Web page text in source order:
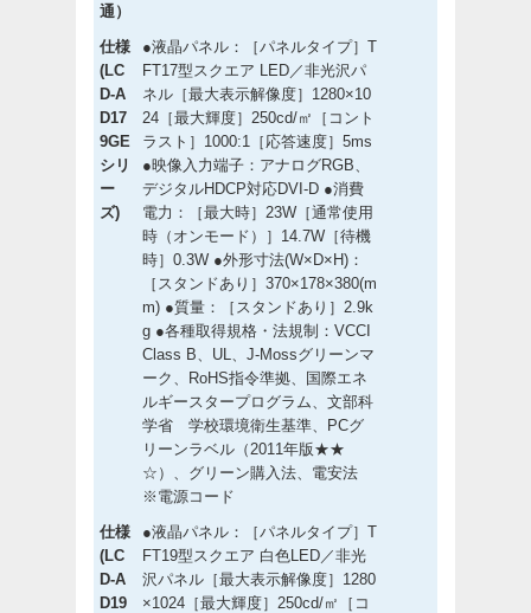
通）
仕様
(LC
D-A
D17
9GE
シリ
ー
ズ)
●液晶パネル：［パネルタイプ］T
FT17型スクエア LED／非光沢パ
ネル［最大表示解像度］1280×10
24［最大輝度］250cd/㎡［コント
ラスト］1000:1［応答速度］5ms
●映像入力端子：アナログRGB、
デジタルHDCP対応DVI-D ●消費
電力：［最大時］23W［通常使用
時（オンモード）］14.7W［待機
時］0.3W ●外形寸法(W×D×H)：
［スタンドあり］370×178×380(m
m) ●質量：［スタンドあり］2.9k
g ●各種取得規格・法規制：VCCI
Class B、UL、J-Mossグリーンマ
ーク、RoHS指令準拠、国際エネ
ルギースタープログラム、文部科
学省 学校環境衛生基準、PCグ
リーンラベル（2011年版★★
☆）、グリーン購入法、電安法
※電源コード
仕様
(LC
D-A
D19
●液晶パネル：［パネルタイプ］T
FT19型スクエア 白色LED／非光
沢パネル［最大表示解像度］1280
×1024［最大輝度］250cd/㎡［コ